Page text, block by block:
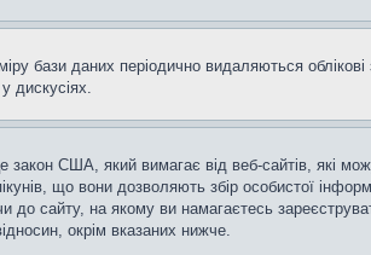
даних періодично видаляються облікові
дискусіях.
США, який вимагає від веб-сайтів, які
що вони дозволяють збір особистої
сайту, на якому ви намагаєтесь
окрім вказаних нижче.